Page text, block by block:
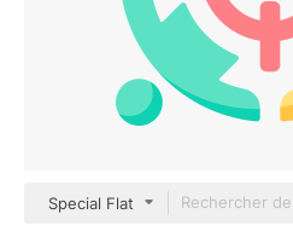
Special Flat